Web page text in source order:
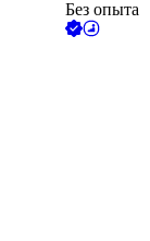
Без опыта